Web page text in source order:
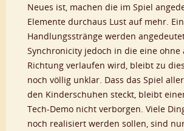
Neues ist, machen die im Spiel
Elemente durchaus Lust auf mehr.
Handlungsstränge werden
Synchronicity jedoch in die eine ohne
Richtung verlaufen wird, bleibt zu
noch völlig unklar. Dass das Spiel
den Kinderschuhen steckt, bleibt
Tech-Demo nicht verborgen. Viele
noch realisiert werden sollen, sind